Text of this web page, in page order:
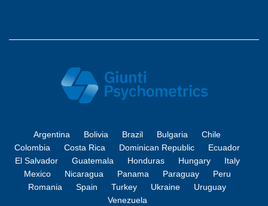
Argentina Bolivia Brazil Bulgaria
Chile
Colombia
Costa Rica Dominican Republic
Ecuador
El Salvador
Guatemala Honduras Hungary
Italy
Mexico
Nicaragua Panama Paraguay
Peru
Romania
Spain Turkey Ukraine
Uruguay
Venezuela